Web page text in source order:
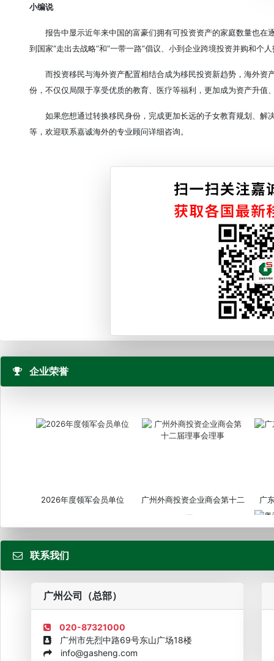
小编说
报告中显示近年来中国的富豪们拥有可投资资产的家庭数量也
到国家“走出去战略”和“一带一路”倡议、小到企业跨境投资并购和个
而投资移民与海外资产配置相结合成为移民投资新趋势，海外
份，不仅仅局限于享受优质的教育、医疗等福利，更加成为资产升值
如果您想通过转换移民身份，完成更加长远的子女教育规划、
等，欢迎联系嘉诚海外的专业顾问详细咨询。
企业荣誉
2026年度领军会员单位
广州外商投资企业商会第十二
届...
广
联系我们
广州公司（总部）
020-87321000
广州市先烈中路69号东山广场18楼
info@gasheng.com